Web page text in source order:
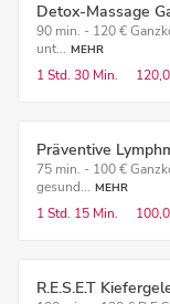
Detox-Massage
90 min. - 120 €
unt... MEHR
1 Std. 30 Min.
Präventive
75 min. - 100 €
gesund... MEHR
1 Std. 15 Min.
R.E.S.E.T